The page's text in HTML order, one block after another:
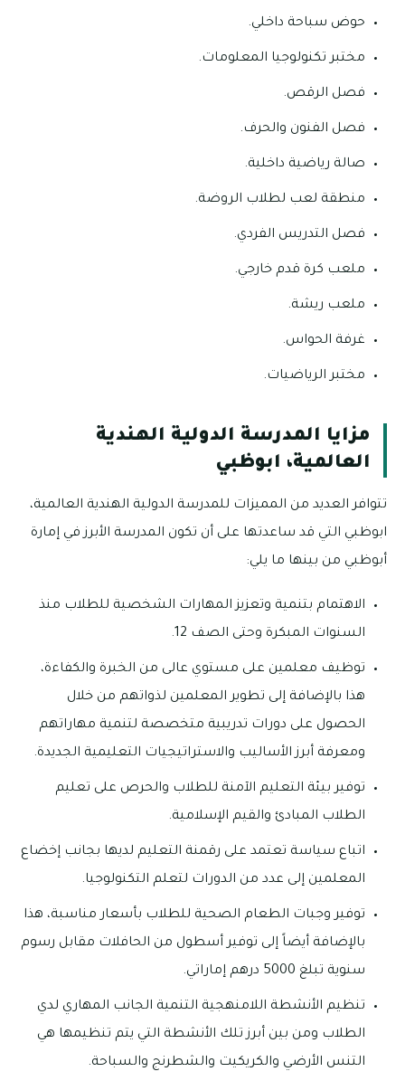
حوض سباحة داخلي.
مختبر تكنولوجيا المعلومات.
فصل الرقص.
فصل الفنون والحرف.
صالة رياضية داخلية.
منطقة لعب لطلاب الروضة.
فصل التدريس الفردي.
ملعب كرة قدم خارجي.
ملعب ريشة.
غرفة الحواس.
مختبر الرياضيات.
مزايا المدرسة الدولية الهندية
العالمية، ابوظبي
تتوافر العديد من المميزات للمدرسة الدولية الهندية العالمية،
ابوظبي التي قد ساعدتها على أن تكون المدرسة الأبرز في إمارة
أبوظبي من بينها ما يلي:
الاهتمام بتنمية وتعزيز المهارات الشخصية للطلاب منذ
السنوات المبكرة وحتى الصف 12.
توظيف معلمين على مستوي عالى من الخبرة والكفاءة،
هذا بالإضافة إلى تطوير المعلمين لذواتهم من خلال
الحصول على دورات تدريبية متخصصة لتنمية مهاراتهم
ومعرفة أبرز الأساليب والاستراتيجيات التعليمية الجديدة.
توفير بيئة التعليم الآمنة للطلاب والحرص على تعليم
الطلاب المبادئ والقيم الإسلامية.
اتباع سياسة تعتمد على رقمنة التعليم لديها بجانب إخضاع
المعلمين إلى عدد من الدورات لتعلم التكنولوجيا.
توفير وجبات الطعام الصحية للطلاب بأسعار مناسبة، هذا
بالإضافة أيضاً إلى توفير أسطول من الحافلات مقابل رسوم
سنوية تبلغ 5000 درهم إماراتي.
تنظيم الأنشطة اللامنهجية التنمية الجانب المهاري لدي
الطلاب ومن بين أبرز تلك الأنشطة التي يتم تنظيمها هي
التنس الأرضي والكريكيت والشطرنج والسباحة.